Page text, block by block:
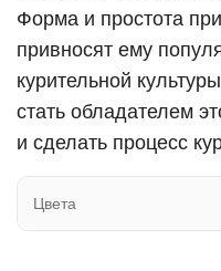
Форма и простота
привносят ему
курительной
стать обладателем
и сделать процесс
Цвета